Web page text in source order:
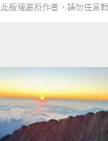
此版權屬原作者，請勿任意